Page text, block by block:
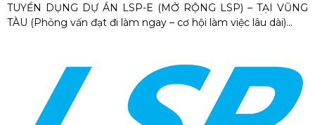
TUYỂN DỤNG DỰ ÁN LSP-E (MỞ RỘNG LSP) – TẠI VŨNG
TÀU (Phỏng vấn đạt đi làm ngay – cơ hội làm việc lâu dài)...